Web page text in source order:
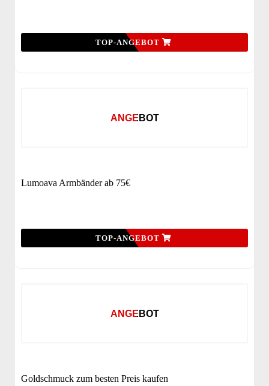
TOP-ANGEBOT
ANGEBOT
Lumoava Armbänder ab 75€
TOP-ANGEBOT
ANGEBOT
Goldschmuck zum besten Preis kaufen